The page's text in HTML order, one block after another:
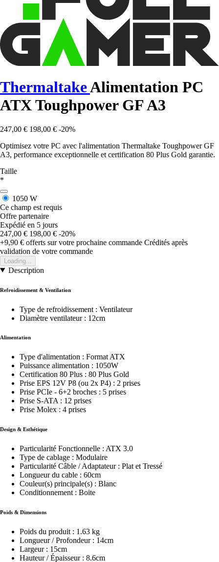
ThermaltakeAlimentation PC
ATX Toughpower GF A3
247,00 € 198,00 € -20%
Optimisez votre PC avec l'alimentation Thermaltake Toughpower GF
A3, performance exceptionnelle et certification 80 Plus Gold garantie.
Taille
*
1050 W
Ce champ est requis
Offre partenaire
Expédié en 5 jours
247,00 € 198,00 € -20%
+9,90 € offerts sur votre prochaine commande Crédités après
validation de votre commande
Loading...
Description
Refroidissement & Ventilation
Type de refroidissement : Ventilateur
Diamètre ventilateur : 12cm
Alimentation
Type d'alimentation : Format ATX
Puissance alimentation : 1050W
Certification 80 Plus : 80 Plus Gold
Prise EPS 12V P8 (ou 2x P4) : 2 prises
Prise PCIe - 6+2 broches : 5 prises
Prise S-ATA : 12 prises
Prise Molex : 4 prises
Design & Esthétique
Particularité Fonctionnelle : ATX 3.0
Type de cablage : Modulaire
Particularité Câble / Adaptateur : Plat et Tressé
Longueur du cable : 60cm
Couleur(s) principale(s) : Blanc
Conditionnement : Boite
Poids & Dimensions
Poids du produit : 1.63 kg
Longueur / Profondeur : 14cm
Largeur : 15cm
Hauteur / Épaisseur : 8.6cm